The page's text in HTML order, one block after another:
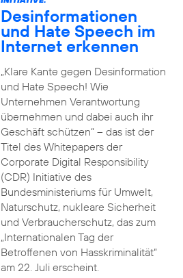
Desinformationen
und Hate Speech im
Internet erkennen
„Klare Kante gegen Desinformation
und Hate Speech! Wie
Unternehmen Verantwortung
übernehmen und dabei auch ihr
Geschäft schützen“ – das ist der
Titel des Whitepapers der
Corporate Digital Responsibility
(CDR) Initiative des
Bundesministeriums für Umwelt,
Naturschutz, nukleare Sicherheit
und Verbraucherschutz, das zum
„Internationalen Tag der
Betroffenen von Hasskriminalität“
am 22. Juli erscheint.